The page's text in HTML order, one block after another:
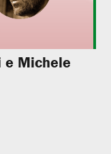
e Michele